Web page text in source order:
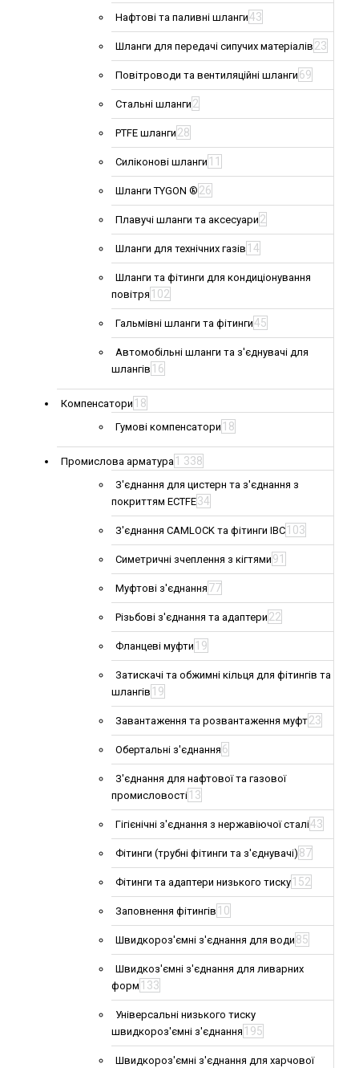
Нафтові та паливні шланги43
Шланги для передачі сипучих матеріалів 23
Повітроводи та вентиляційні шланги 69
Стальні шланги 2
PTFE шланги 28
Силіконові шланги 11
Шланги TYGON ® 26
Плавучі шланги та аксесуари 2
Шланги для технічних газів 14
Шланги та фітинги для кондиціонування
повітря 102
Гальмівні шланги та фітинги45
Автомобільні шланги та з'єднувачі для
шлангів 16
Компенсатори 18
Гумові компенсатори 18
Промислова арматура 1 338
З'єднання для цистерн та з'єднання з
покриттям ECTFE34
З'єднання CAMLOCK та фітинги IBC 103
Симетричні зчеплення з кігтями 91
Муфтові з'єднання 77
Різьбові з'єднання та адаптери 22
Фланцеві муфти 19
Затискачі та обжимні кільця для фітингів та
шлангів 19
Завантаження та розвантаження муфт23
Обертальні з'єднання 6
З'єднання для нафтової та газової
промисловості 13
Гігієнічні з'єднання з нержавіючої сталі43
Фітинги (трубні фітинги та з'єднувачі) 87
Фітинги та адаптери низького тиску 152
Заповнення фітингів 10
Швидкороз'ємні з'єднання для води 85
Швидкоз'ємні з'єднання для ливарних
форм 133
Універсальні низького тиску
швидкороз'ємні з'єднання 195
Швидкороз'ємні з'єднання для харчової